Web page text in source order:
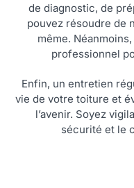
de diagnostic, de
pouvez résoudre de
même.
professionnel
Enfin, un entretien
vie de votre toiture et
l’avenir. Soyez
sécurité et le